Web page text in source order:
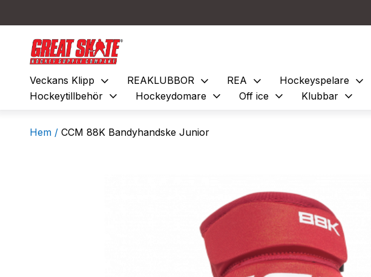
Veckans Klipp expand_more REAKLUBBOR expand_more REA expand_more Hockeyspelare expand_more
Hockeytillbehör expand_more Hockeydomare expand_more Off ice expand_more Klubbar expand_more
Hem / CCM 88K Bandyhandske Junior